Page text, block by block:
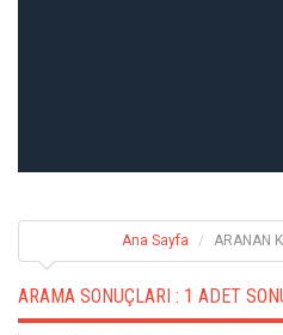
Ana Sayfa ARANAN
ARAMA SONUÇLARI : 1 ADET